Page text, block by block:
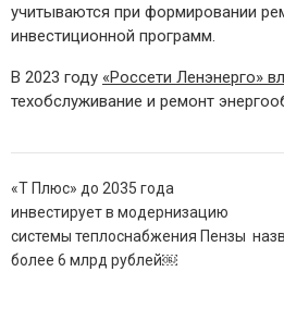
учитываются при формировании
инвестиционной программ.
В 2023 году «Россети Ленэнерго»
техобслуживание и ремонт
Навигация
по
записям
«Т Плюс» до 2035 года
инвестирует в модернизацию
системы теплоснабжения Пензы
более 6 млрд рублей￼